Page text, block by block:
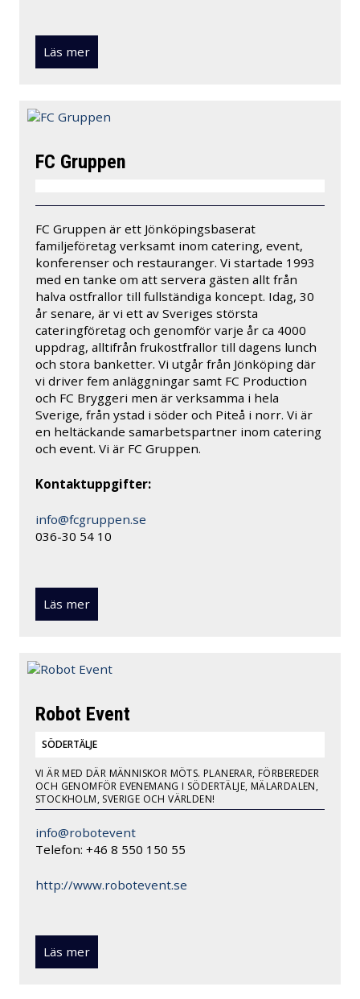
Läs mer
FC Gruppen
FC Gruppen är ett Jönköpingsbaserat
familjeföretag verksamt inom catering, event,
konferenser och restauranger. Vi startade 1993
med en tanke om att servera gästen allt från
halva ostfrallor till fullständiga koncept. Idag, 30
år senare, är vi ett av Sveriges största
cateringföretag och genomför varje år ca 4000
uppdrag, alltifrån frukostfrallor till dagens lunch
och stora banketter. Vi utgår från Jönköping där
vi driver fem anläggningar samt FC Production
och FC Bryggeri men är verksamma i hela
Sverige, från ystad i söder och Piteå i norr. Vi är
en heltäckande samarbetspartner inom catering
och event. Vi är FC Gruppen.
Kontaktuppgifter:
info@fcgruppen.se
036-30 54 10
Läs mer
Robot Event
SÖDERTÄLJE
VI ÄR MED DÄR MÄNNISKOR MÖTS. PLANERAR, FÖRBEREDER
OCH GENOMFÖR EVENEMANG I SÖDERTÄLJE, MÄLARDALEN,
STOCKHOLM, SVERIGE OCH VÄRLDEN!
info@robotevent
Telefon: +46 8 550 150 55
http://www.robotevent.se
Läs mer